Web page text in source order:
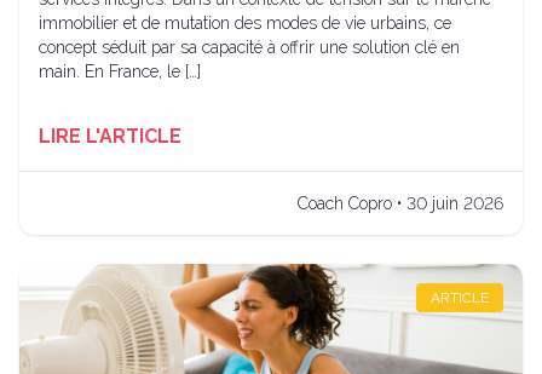
immobilier et de mutation des modes de vie urbains, ce
concept séduit par sa capacité à offrir une solution clé en
main. En France, le […]
LIRE L'ARTICLE
Coach Copro • 30 juin 2026
ARTICLE